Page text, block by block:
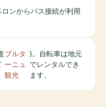
ンからバス接続が利用
ブルタ
ーニュ
観光
)。自転車は地元
でレンタルでき
ます。